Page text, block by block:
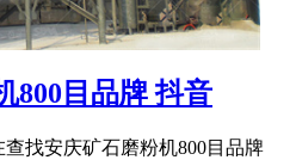
800目品牌 抖音
找安庆矿石磨粉机800目品牌